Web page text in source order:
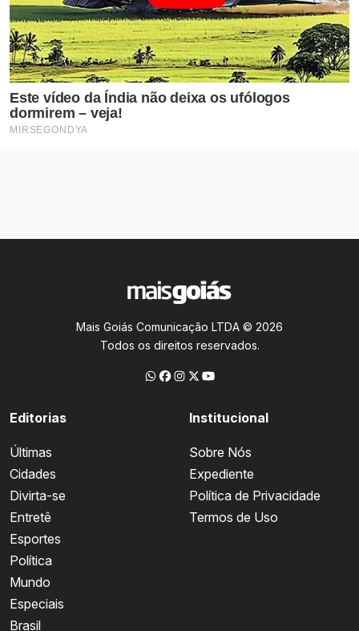
Mais Goiás Comunicação LTDA © 2026
Todos os direitos reservados.
Editorias
Últimas
Cidades
Divirta-se
Entretê
Esportes
Política
Mundo
Especiais
Brasil
Institucional
Sobre Nós
Expediente
Política de Privacidade
Termos de Uso